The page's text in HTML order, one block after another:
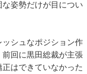
姿勢だけが目につい
シュなポジション作
回に黒田総裁が主張
はできていなかった